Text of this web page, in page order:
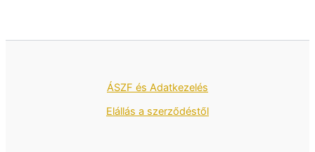
ÁSZF és Adatkezelés
Elállás a szerződéstől